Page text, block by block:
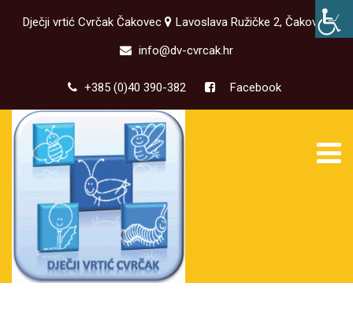
Dječji vrtić Cvrčak Čakovec
Lavoslava Ružičke 2, Čakovec
info@dv-cvrcak.hr
+385 (0)40 390-382 Facebook